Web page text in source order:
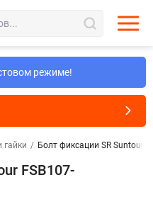
режиме!
гайки / Болт фиксации SR Suntour
FSB107-